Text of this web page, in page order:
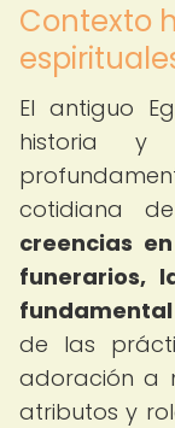
Contexto
El antiguo
historia y
cotidiana
creencias
funerarios,
de las
adoración a
atributos y